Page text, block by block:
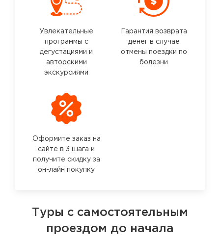
Увлекательные
программы с
дегустациями и
авторскими
экскурсиями
Гарантия возврата
денег в случае
отмены поездки по
болезни
Оформите заказ на
сайте в 3 шага и
получите скидку за
он-лайн покупку
Туры с самостоятельным
проездом до начала